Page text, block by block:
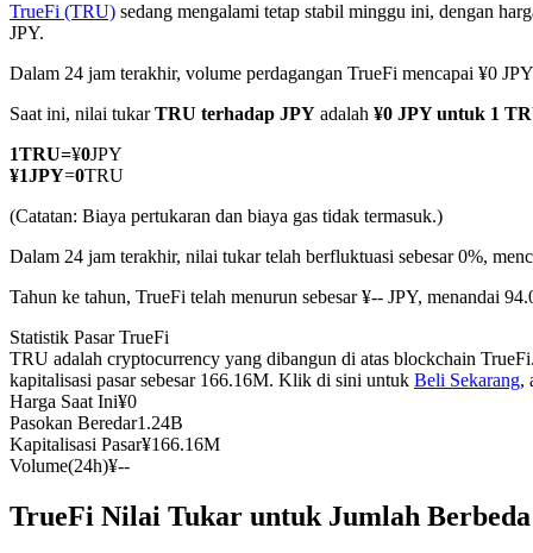
COIN-M Berjangka
Mata Uang Kripto Berjangka
Kontrak berjangka menggunakan USDC sebagai jaminannya
TrueFi (TRU) sedang mengalami tetap stabil minggu ini, dengan
JPY.
Dalam 24 jam terakhir, volume perdagangan TrueFi mencapai ¥0 JPY
Saat ini, nilai tukarTRU terhadap JPY adalah ¥0 JPY untuk 1
1TRU=¥0JPY
¥1JPY=0TRU
(Catatan: Biaya pertukaran dan biaya gas tidak termasuk.)
Dalam 24 jam terakhir, nilai tukar telah berfluktuasi sebesar 0%,
Tahun ke tahun, TrueFi telah menurun sebesar ¥-- JPY, menandai
Statistik Pasar TrueFi
TRU adalah cryptocurrency yang dibangun di atas blockchain
kapitalisasi pasar sebesar 166.16M. Klik di sini untuk Beli Sekarang,
Harga Saat Ini¥0
Pasokan Beredar1.24B
Kapitalisasi Pasar¥166.16M
Volume(24h)¥--
TrueFi Nilai Tukar untuk Jumlah Berbeda